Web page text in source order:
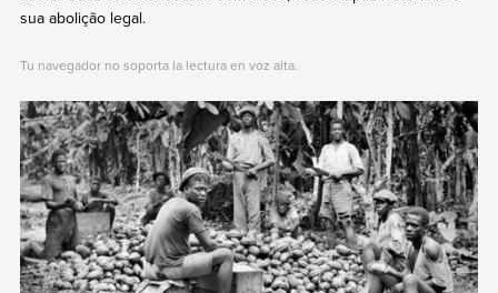
sua abolição legal.
Tu navegador no soporta la lectura en voz alta.